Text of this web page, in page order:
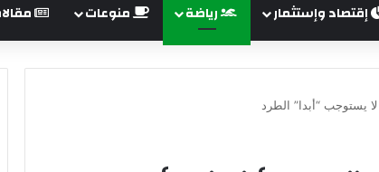
إقتصاد وإستثمار رياضة منوعات
يستوجب “أبدا” الطرد